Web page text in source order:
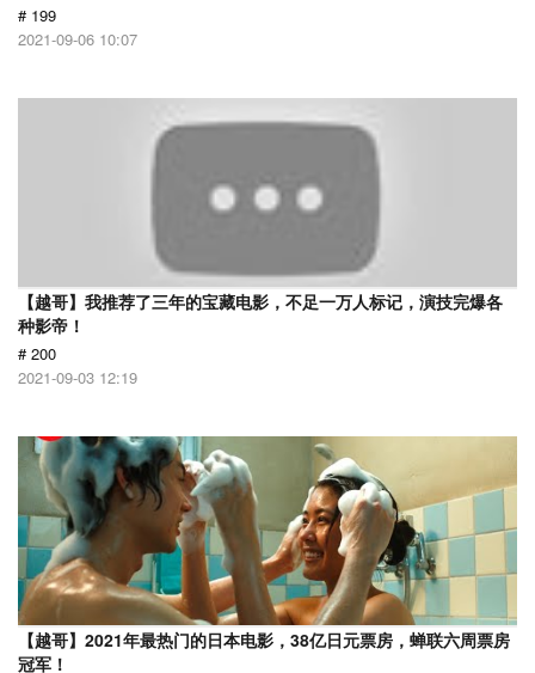
# 199
2021-09-06 10:07
【越哥】我推荐了三年的宝藏电影，不足一万人标记，演技完爆各
种影帝！
# 200
2021-09-03 12:19
【越哥】2021年最热门的日本电影，38亿日元票房，蝉联六周票房
冠军！